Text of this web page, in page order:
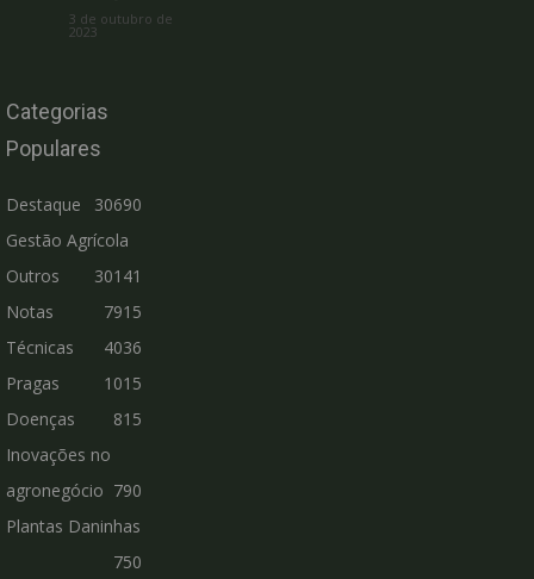
3 de outubro de
2023
Categorias
Populares
Destaque
30690
Gestão Agrícola
30141
Outros
7915
Notas
Técnicas
4036
Pragas
1015
Doenças
815
Inovações no
agronegócio 790
Plantas Daninhas
750